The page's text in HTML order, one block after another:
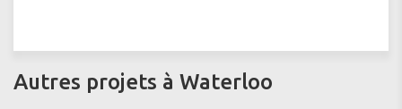
Autres projets à Waterloo